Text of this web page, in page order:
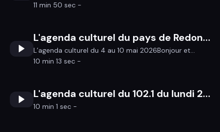
11 min 50 sec -
L'agenda culturel du pays de Redon du 4 au 9 mai
L’agenda culturel du 4 au 10 mai 2026Bonjour et...
10 min 13 sec -
L'agenda culturel du 102.1 du lundi 27 avril au dimanche 3 mai 2026
10 min 1 sec -